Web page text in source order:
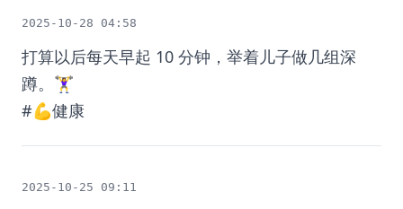
2025-10-28 04:58
打算以后每天早起 10 分钟，举着儿子做几组深
蹲。🏋️‍♀️
#💪健康
2025-10-25 09:11